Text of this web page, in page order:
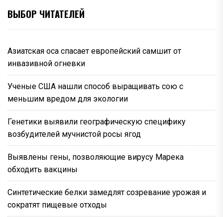
ВЫБОР ЧИТАТЕЛЕЙ
Азиатская оса спасает европейский самшит от
инвазивной огневки
Ученые США нашли способ выращивать сою с
меньшим вредом для экологии
Генетики выявили географическую специфику
возбудителей мучнистой росы ягод
Выявлены гены, позволяющие вирусу Марека
обходить вакцины
Синтетические белки замедлят созревание урожая и
сократят пищевые отходы